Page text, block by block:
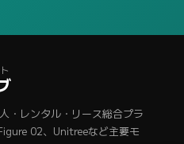
・レンタル・リース総合プラ
02、Unitreeなど主要モ